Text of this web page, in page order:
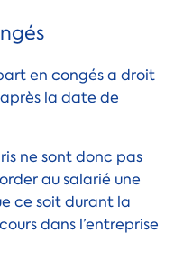
en congés a droit
la date de
ne sont donc pas
au salarié une
ce soit durant la
dans l’entreprise